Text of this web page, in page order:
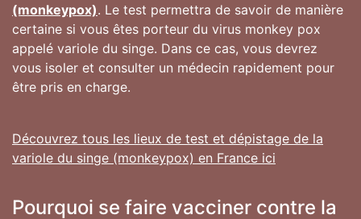
(monkeypox). Le test permettra de savoir de manière
certaine si vous êtes porteur du virus monkey pox
appelé variole du singe. Dans ce cas, vous devrez
vous isoler et consulter un médecin rapidement pour
être pris en charge.
Découvrez tous les lieux de test et dépistage de la
variole du singe (monkeypox) en France ici
Pourquoi se faire vacciner contre la